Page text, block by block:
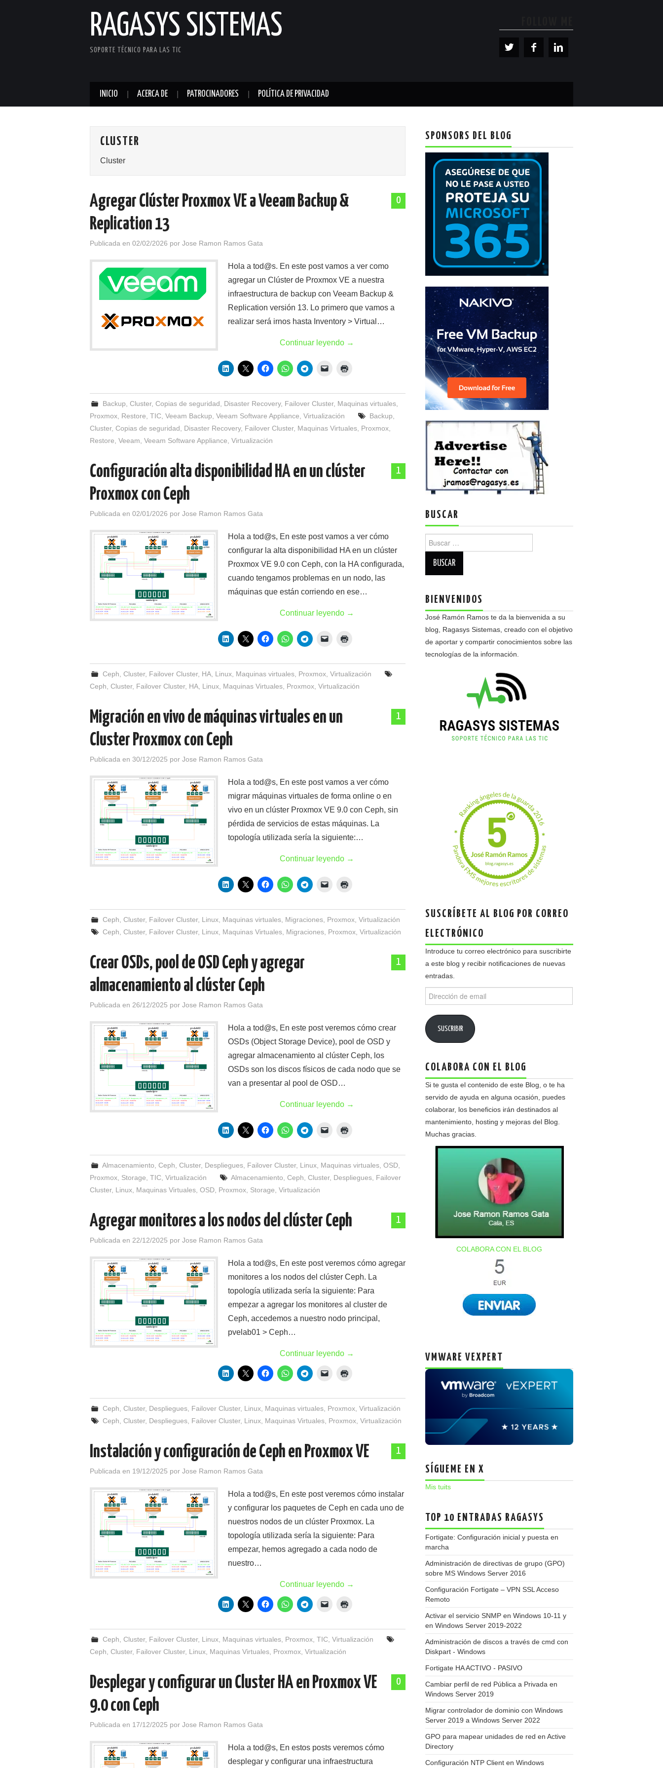
RAGASYS SISTEMAS
SOPORTE TÉCNICO PARA LAS TIC
INICIO ACERCA DE PATROCINADORES POLÍTICA DE PRIVACIDAD
CLUSTER
Cluster
0
Agregar Clúster Proxmox VE a Veeam Backup &
Replication 13
Publicada en 02/02/2026 por Jose Ramon Ramos Gata
Hola a tod@s. En este post vamos a ver como
agregar un Clúster de Proxmox VE a nuestra
infraestructura de backup con Veeam Backup &
Replication versión 13. Lo primero que vamos a
realizar será irnos hasta Inventory > Virtual…
Continuar leyendo →
Backup ,Cluster,Copias de seguridad Disaster Recovery, Failover Cluster, Maquinas virtuales
Proxmox Restore TIC Veeam Backup Veeam Software Appliance Virtualización Backup
Cluster, Copias de seguridad Disaster Recovery, Failover Cluster, Maquinas Virtuales Proxmox
Restore Veeam Veeam Software Appliance Virtualización
1
Configuración alta disponibilidad HA en un clúster
Proxmox con Ceph
Publicada en 02/01/2026 por Jose Ramon Ramos Gata
Hola a tod@s, En este post vamos a ver cómo
configurar la alta disponibilidad HA en un clúster
Proxmox VE 9.0 con Ceph, con la HA configurada,
cuando tengamos problemas en un nodo, las
máquinas que están corriendo en ese…
Continuar leyendo →
Ceph ,Cluster, Failover Cluster, HA Linux Maquinas virtuales Proxmox ,Virtualización
Ceph Cluster, Failover Cluster, HA Linux Maquinas Virtuales Proxmox Virtualización
1
Migración en vivo de máquinas virtuales en un
Cluster Proxmox con Ceph
Publicada en 30/12/2025 por Jose Ramon Ramos Gata
Hola a tod@s, En este post vamos a ver cómo
migrar máquinas virtuales de forma online o en
vivo en un clúster Proxmox VE 9.0 con Ceph, sin
pérdida de servicios de estas máquinas. La
topología utilizada sería la siguiente:…
Continuar leyendo →
Ceph ,Cluster, Failover Cluster, Linux Maquinas virtuales Migraciones Proxmox ,Virtualización
Ceph ,Cluster, Failover Cluster, Linux Maquinas Virtuales Migraciones Proxmox ,Virtualización
1
Crear OSDs, pool de OSD Ceph y agregar
almacenamiento al clúster Ceph
Publicada en 26/12/2025 por Jose Ramon Ramos Gata
Hola a tod@s, En este post veremos cómo crear
OSDs (Object Storage Device), pool de OSD y
agregar almacenamiento al clúster Ceph, los
OSDs son los discos físicos de cada nodo que se
van a presentar al pool de OSD…
Continuar leyendo →
Almacenamiento ,Ceph ,Cluster, Despliegues Failover Cluster, Linux Maquinas virtuales ,OSD
Proxmox Storage TIC Virtualización Almacenamiento ,Ceph ,Cluster, Despliegues Failover
Cluster, Linux Maquinas Virtuales OSD Proxmox Storage Virtualización
1
Agregar monitores a los nodos del clúster Ceph
Publicada en 22/12/2025 por Jose Ramon Ramos Gata
Hola a tod@s, En este post veremos cómo agregar
monitores a los nodos del clúster Ceph. La
topología utilizada sería la siguiente: Para
empezar a agregar los monitores al cluster de
Ceph, accedemos a nuestro nodo principal,
pvelab01 > Ceph…
Continuar leyendo →
Ceph ,Cluster, Despliegues Failover Cluster, Linux Maquinas virtuales Proxmox ,Virtualización
Ceph ,Cluster, Despliegues Failover Cluster, Linux Maquinas Virtuales Proxmox ,Virtualización
1
Instalación y configuración de Ceph en Proxmox VE
Publicada en 19/12/2025 por Jose Ramon Ramos Gata
Hola a tod@s, En este post veremos cómo instalar
y configurar los paquetes de Ceph en cada uno de
nuestros nodos de un clúster Proxmox. La
topología utilizada sería la siguiente: Para
empezar, hemos agregado a cada nodo de
nuestro…
Continuar leyendo →
Ceph ,Cluster, Failover Cluster, Linux Maquinas virtuales Proxmox ,TIC ,Virtualización
Ceph Cluster, Failover Cluster, Linux Maquinas Virtuales Proxmox Virtualización
0
Desplegar y configurar un Cluster HA en Proxmox VE
9.0 con Ceph
Publicada en 17/12/2025 por Jose Ramon Ramos Gata
Hola a tod@s, En estos posts veremos cómo
desplegar y configurar una infraestructura
SPONSORS DEL BLOG
BUSCAR
BIENVENIDOS
José Ramón Ramos te da la bienvenida a su
blog, Ragasys Sistemas, creado con el objetivo
de aportar y compartir conocimientos sobre las
tecnologías de la información.
SUSCRÍBETE AL BLOG POR CORREO
ELECTRÓNICO
Introduce tu correo electrónico para suscribirte
a este blog y recibir notificaciones de nuevas
entradas.
de
SUSCRIBIR
COLABORA CON EL BLOG
Si te gusta el contenido de este Blog, o te ha
servido de ayuda en alguna ocasión, puedes
colaborar, los beneficios irán destinados al
mantenimiento, hosting y mejoras del Blog.
Muchas gracias.
COLABORA CON EL BLOG
VMWARE VEXPERT
SÍGUEME EN X
Mis tuits
TOP 10 ENTRADAS RAGASYS
Fortigate: Configuración inicial y puesta en
marcha
Administración de directivas de grupo (GPO)
sobre MS Windows Server 2016
Configuración Fortigate – VPN SSL Acceso
Remoto
Activar el servicio SNMP en Windows 10-11 y
en Windows Server 2019-2022
Administración de discos a través de cmd con
Diskpart - Windows
Fortigate HA ACTIVO - PASIVO
Cambiar perfil de red Pública a Privada en
Windows Server 2019
Migrar controlador de dominio con Windows
Server 2019 a Windows Server 2022
GPO para mapear unidades de red en Active
Directory
Configuración NTP Client en Windows